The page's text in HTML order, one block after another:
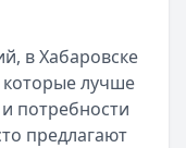
в Хабаровске
лучше
потребности
предлагают